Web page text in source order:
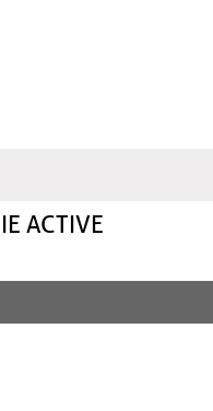
ACTIVE